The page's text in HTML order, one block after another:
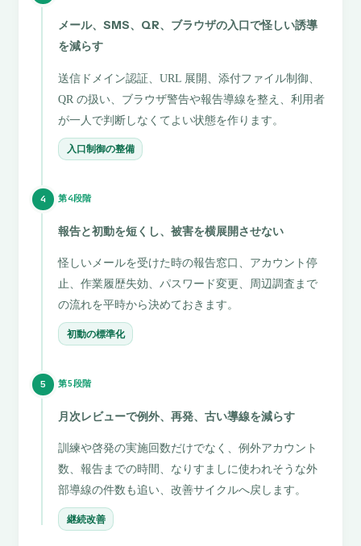
メール、SMS、QR、ブラウザの入口で怪しい誘導
を減らす
送信ドメイン認証、URL 展開、添付ファイル制御、
QR の扱い、ブラウザ警告や報告導線を整え、利用者
が一人で判断しなくてよい状態を作ります。
入口制御の整備
4 第4段階
報告と初動を短くし、被害を横展開させない
怪しいメールを受けた時の報告窓口、アカウント停
止、作業履歴失効、パスワード変更、周辺調査まで
の流れを平時から決めておきます。
初動の標準化
5 第5段階
月次レビューで例外、再発、古い導線を減らす
訓練や啓発の実施回数だけでなく、例外アカウント
数、報告までの時間、なりすましに使われそうな外
部導線の件数も追い、改善サイクルへ戻します。
継続改善